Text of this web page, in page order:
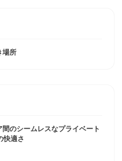
場所
のシームレスなプライベート
快適さ